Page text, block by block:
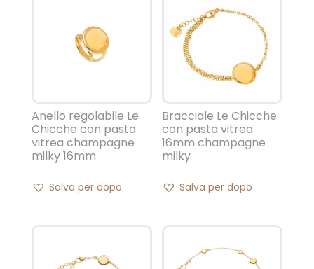
Anello regolabile Le
Chicche con pasta
vitrea champagne
milky 16mm
Salva per dopo
Bracciale Le Chicche
con pasta vitrea
16mm champagne
milky
Salva per dopo